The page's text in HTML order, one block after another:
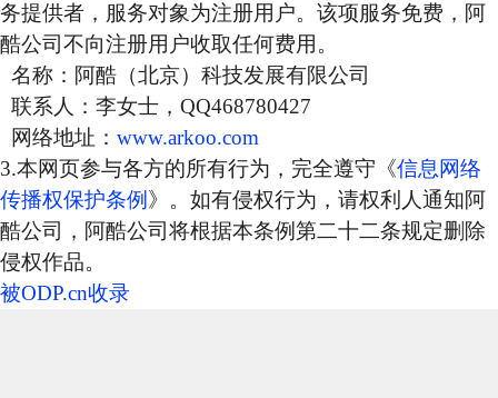
务提供者，服务对象为注册用户。该项服务免费，阿
酷公司不向注册用户收取任何费用。
名称：阿酷（北京）科技发展有限公司
联系人：李女士，QQ468780427
网络地址： www.arkoo.com
3.本网页参与各方的所有行为，完全遵守《信息网络
传播权保护条例 》。如有侵权行为，请权利人通知阿
酷公司，阿酷公司将根据本条例第二十二条规定删除
侵权作品。
被ODP.cn收录